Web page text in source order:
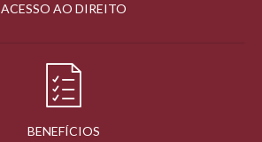
ACESSO AO DIREITO
BENEFÍCIOS